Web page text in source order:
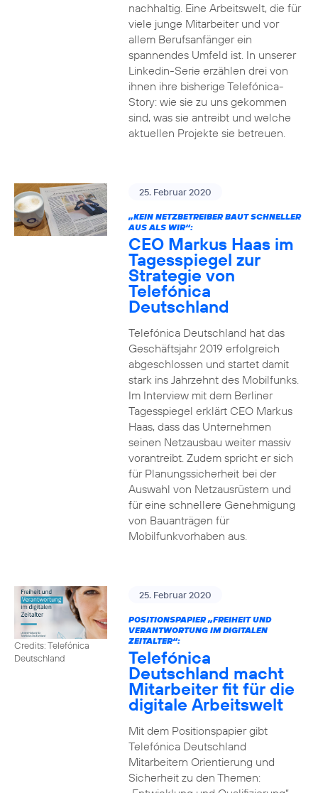
nachhaltig. Eine Arbeitswelt, die für
viele junge Mitarbeiter und vor
allem Berufsanfänger ein
spannendes Umfeld ist. In unserer
Linkedin-Serie erzählen drei von
ihnen ihre bisherige Telefónica-
Story: wie sie zu uns gekommen
sind, was sie antreibt und welche
aktuellen Projekte sie betreuen.
25. Februar 2020
„KEIN NETZBETREIBER BAUT SCHNELLER
AUS ALS WIR“:
CEO Markus Haas im
Tagesspiegel zur
Strategie von
Telefónica
Deutschland
Telefónica Deutschland hat das
Geschäftsjahr 2019 erfolgreich
abgeschlossen und startet damit
stark ins Jahrzehnt des Mobilfunks.
Im Interview mit dem Berliner
Tagesspiegel erklärt CEO Markus
Haas, dass das Unternehmen
seinen Netzausbau weiter massiv
vorantreibt. Zudem spricht er sich
für Planungssicherheit bei der
Auswahl von Netzausrüstern und
für eine schnellere Genehmigung
von Bauanträgen für
Mobilfunkvorhaben aus.
Credits: Telefónica
Deutschland
25. Februar 2020
POSITIONSPAPIER „FREIHEIT UND
VERANTWORTUNG IM DIGITALEN
ZEITALTER“:
Telefónica
Deutschland macht
Mitarbeiter fit für die
digitale Arbeitswelt
Mit dem Positionspapier gibt
Telefónica Deutschland
Mitarbeitern Orientierung und
Sicherheit zu den Themen: